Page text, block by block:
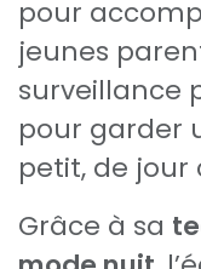
pour
jeunes
surveillance
pour garder
petit, de
Grâce à sa